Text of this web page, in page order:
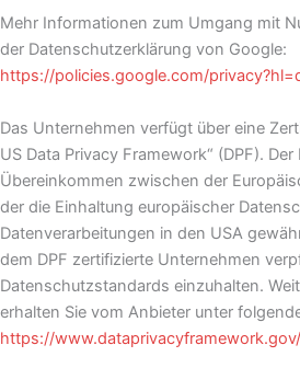
Mehr Informationen zum Umgang mit
der Datenschutzerklärung von Google:
https://policies.google.com/
Das Unternehmen verfügt über eine
US Data Privacy Framework“ (DPF). Der
Übereinkommen zwischen der
der die Einhaltung europäischer
Datenverarbeitungen in den USA
dem DPF zertifizierte Unternehmen
Datenschutzstandards einzuhalten.
erhalten Sie vom Anbieter unter
https://